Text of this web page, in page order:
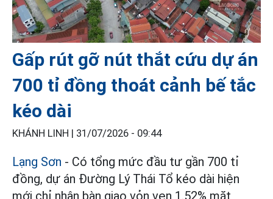
Gấp rút gỡ nút thắt cứu dự án
700 tỉ đồng thoát cảnh bế tắc
kéo dài
KHÁNH LINH | 31/07/2026 - 09:44
Lạng Sơn - Có tổng mức đầu tư gần 700 tỉ
đồng, dự án Đường Lý Thái Tổ kéo dài hiện
mới chỉ nhận bàn giao vỏn vẹn 1,52% mặt